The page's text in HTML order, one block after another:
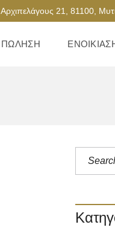
Αρχιπελάγους 21, 81100,
ΠΏΛΗΣΗ